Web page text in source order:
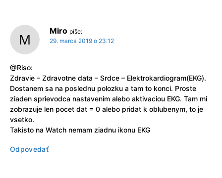
Miro píše:
29. marca 2019 o 23:12
@Riso:
Zdravie – Zdravotne data – Srdce – Elektrokardiogram(EKG).
Dostanem sa na poslednu polozku a tam to konci. Proste
ziaden sprievodca nastavenim alebo aktivaciou EKG. Tam mi
zobrazuje len pocet dat = 0 alebo pridat k oblubenym, to je
vsetko.
Takisto na Watch nemam ziadnu ikonu EKG
Odpovedať